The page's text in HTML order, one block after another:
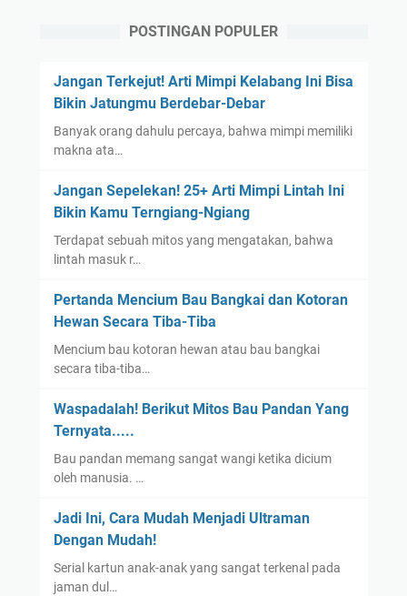
POSTINGAN POPULER
Jangan Terkejut! Arti Mimpi Kelabang Ini Bisa
Bikin Jatungmu Berdebar-Debar
Banyak orang dahulu percaya, bahwa mimpi memiliki
makna ata…
Jangan Sepelekan! 25+ Arti Mimpi Lintah Ini
Bikin Kamu Terngiang-Ngiang
Terdapat sebuah mitos yang mengatakan, bahwa
lintah masuk r…
Pertanda Mencium Bau Bangkai dan Kotoran
Hewan Secara Tiba-Tiba
Mencium bau kotoran hewan atau bau bangkai
secara tiba-tiba…
Waspadalah! Berikut Mitos Bau Pandan Yang
Ternyata.....
Bau pandan memang sangat wangi ketika dicium
oleh manusia. …
Jadi Ini, Cara Mudah Menjadi Ultraman
Dengan Mudah!
Serial kartun anak-anak yang sangat terkenal pada
jaman dul…